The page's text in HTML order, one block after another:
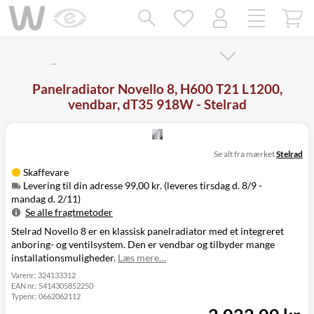
…
Panelradiator Novello 8, H600 T21 L1200,
vendbar, dT35 918W - Stelrad
Skaffevare
Levering til din adresse 99,00 kr. (leveres tirsdag d. 8/9 -
mandag d. 2/11)
Se alle fragtmetoder
Metode
Pris
Leveres
Levering til
din adresse
99,00 kr.
Tirsdag d. 8/9 -
mandag d. 2/11
Click&Collect
i Svenstrup
(9230)
Se alt fra mærketStelrad
Stelrad Novello 8 er en klassisk panelradiator med et integreret
anboring- og ventilsystem. Den er vendbar og tilbyder mange
installationsmuligheder. Læs mere…
Varenr.: 324133312
EAN nr.: 5414305852250
Typenr.: 0662062112
Mangler chatten?
Ret samtykke!